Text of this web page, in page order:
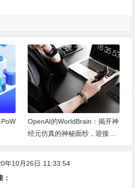
开神
机
武汉米虫元宇宙: 当下的风口,
世界的风口!
年10月26日 11:33:54